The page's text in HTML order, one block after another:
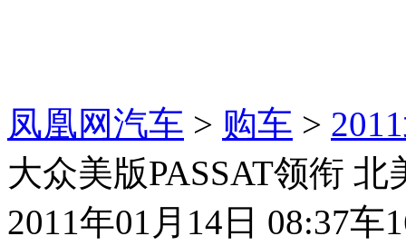
凤凰网汽车 > 购车 >
大众美版PASSAT领衔
2011年01月14日 08:37车